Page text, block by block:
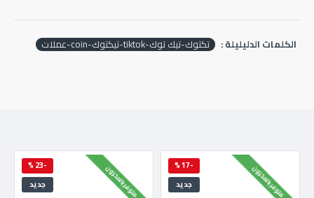
الكلمات الدليليلة : تكتوك-تيك توك-tiktok-تيكتوك-coin-عملات
متوفر بالمخزون جديد
-17 % متوفر بالمخزون جديد
-23 %